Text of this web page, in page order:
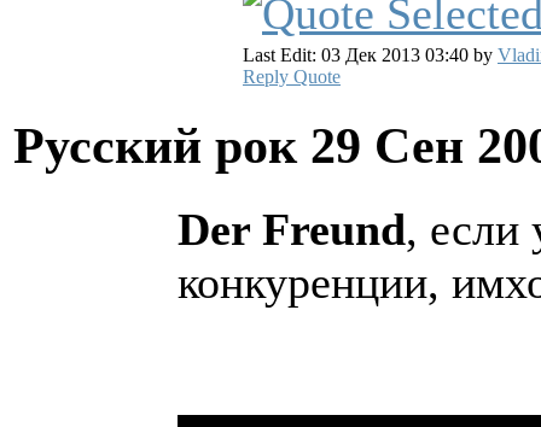
Last Edit: 03 Дек 2013 03:40 by
Reply Quote
Русский рок 29 Сен
Der Freund, если
конкуренции,